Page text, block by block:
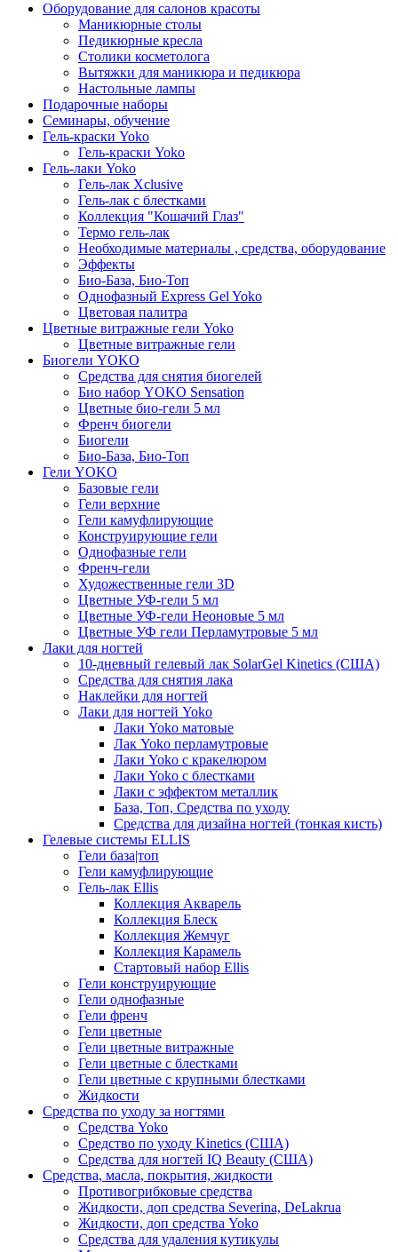
Оборудование для салонов красоты
Маникюрные столы
Педикюрные кресла
Столики косметолога
Вытяжки для маникюра и педикюра
Настольные лампы
Подарочные наборы
Семинары, обучение
Гель-краски Yoko
Гель-краски Yoko
Гель-лаки Yoko
Гель-лак Xclusive
Гель-лак с блестками
Коллекция "Кошачий Глаз"
Термо гель-лак
Необходимые материалы , средства, оборудование
Эффекты
Био-База, Био-Топ
Однофазный Express Gel Yoko
Цветовая палитра
Цветные витражные гели Yoko
Цветные витражные гели
Биогели YOKO
Средства для снятия биогелей
Био набор YOKO Sensation
Цветные био-гели 5 мл
Френч биогели
Биогели
Био-База, Био-Топ
Гели YOKO
Базовые гели
Гели верхние
Гели камуфлирующие
Конструирующие гели
Однофазные гели
Френч-гели
Художественные гели 3D
Цветные УФ-гели 5 мл
Цветные УФ-гели Неоновые 5 мл
Цветные УФ гели Перламутровые 5 мл
Лаки для ногтей
10-дневный гелевый лак SolarGel Kinetics (США)
Средства для снятия лака
Наклейки для ногтей
Лаки для ногтей Yoko
Лаки Yoko матовые
Лак Yoko перламутровые
Лаки Yoko с кракелюром
Лаки Yoko с блестками
Лаки с эффектом металлик
База, Топ, Средства по уходу
Средства для дизайна ногтей (тонкая кисть)
Гелевые системы ELLIS
Гели база|топ
Гели камуфлирующие
Гель-лак Ellis
Коллекция Акварель
Коллекция Блеск
Коллекция Жемчуг
Коллекция Карамель
Стартовый набор Ellis
Гели конструирующие
Гели однофазные
Гели френч
Гели цветные
Гели цветные витражные
Гели цветные с блестками
Гели цветные с крупными блестками
Жидкости
Средства по уходу за ногтями
Средства Yoko
Средство по уходу Kinetics (США)
Средства для ногтей IQ Beauty (США)
Средства, масла, покрытия, жидкости
Противогрибковые средства
Жидкости, доп средства Severina, DeLakrua
Жидкости, доп средства Yoko
Средства для удаления кутикулы